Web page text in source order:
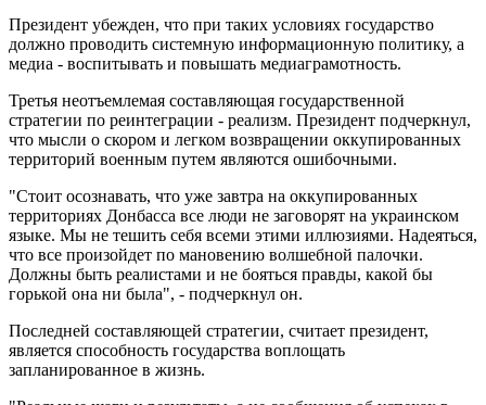
Президент убежден, что при таких условиях государство
должно проводить системную информационную политику, а
медиа - воспитывать и повышать медиаграмотность.
Третья неотъемлемая составляющая государственной
стратегии по реинтеграции - реализм. Президент подчеркнул,
что мысли о скором и легком возвращении оккупированных
территорий военным путем являются ошибочными.
"Стоит осознавать, что уже завтра на оккупированных
территориях Донбасса все люди не заговорят на украинском
языке. Мы не тешить себя всеми этими иллюзиями. Надеяться,
что все произойдет по мановению волшебной палочки.
Должны быть реалистами и не бояться правды, какой бы
горькой она ни была", - подчеркнул он.
Последней составляющей стратегии, считает президент,
является способность государства воплощать
запланированное в жизнь.